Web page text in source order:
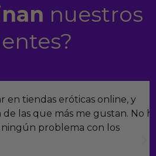
nuestros
eróticas online, y
que más me gustan. No he
problema con los